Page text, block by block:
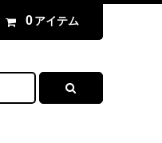
0 アイテム